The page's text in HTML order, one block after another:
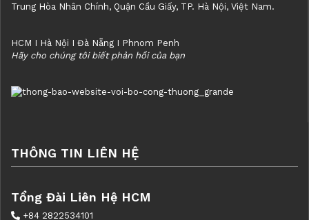
Trung Hòa Nhân Chính, Quận Cầu Giấy, TP. Hà Nội, Việt Nam.
HCM I Hà Nội I Đà Nẵng I Phnom Penh
Hãy cho chúng tôi biết phản hồi của bạn
THÔNG TIN LIÊN HỆ
Tổng Đài Liên Hệ HCM
+84 2822534101